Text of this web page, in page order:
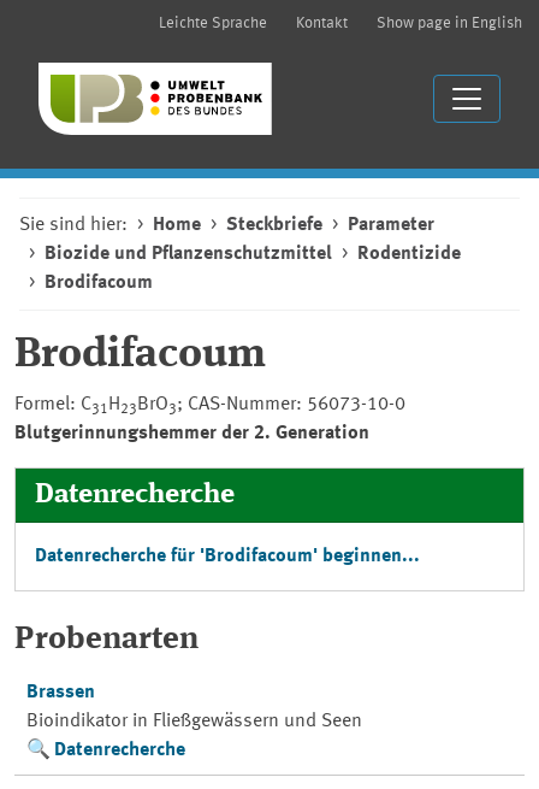
Leichte Sprache Kontakt Show page in English
Sie sind hier: Home Steckbriefe
Parameter
Biozide und Pflanzenschutzmittel
Rodentizide
Brodifacoum
Brodifacoum
Formel: C31 H 23 BrO3; CAS-Nummer: 56073-10-0
Blutgerinnungshemmer der 2. Generation
Datenrecherche
Datenrecherche für 'Brodifacoum' beginnen...
Probenarten
Brassen
Bioindikator in Fließgewässern und Seen
Datenrecherche